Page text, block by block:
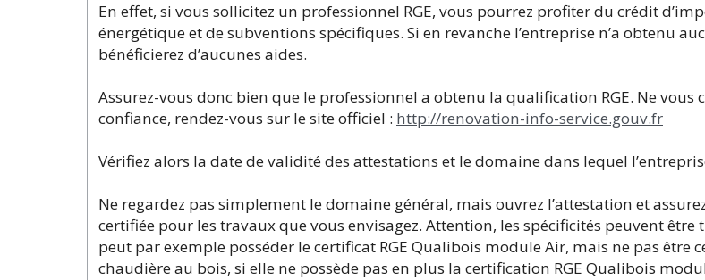
En effet, si vous sollicitez un professionnel RGE, vous pourrez profiter du crédit
énergétique et de subventions spécifiques. Si en revanche l’entreprise n’a obtenu
bénéficierez d’aucunes aides.
Assurez-vous donc bien que le professionnel a obtenu la qualification RGE. Ne vous
confiance, rendez-vous sur le site officiel : http://renovation-info-service.gouv.fr
Vérifiez alors la date de validité des attestations et le domaine dans lequel
Ne regardez pas simplement le domaine général, mais ouvrez l’attestation et
certifiée pour les travaux que vous envisagez. Attention, les spécificités peuvent être
peut par exemple posséder le certificat RGE Qualibois module Air, mais ne pas être
chaudière au bois, si elle ne possède pas en plus la certification RGE Qualibois